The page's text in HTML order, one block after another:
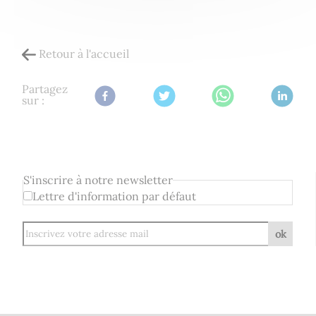
Retour à l'accueil
Partagez
sur :
S'inscrire à notre newsletter
Lettre d'information par défaut
ok